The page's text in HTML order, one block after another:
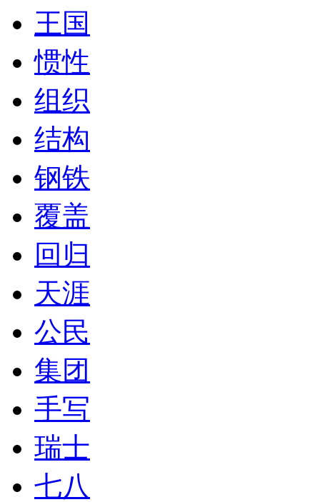
王国
惯性
组织
结构
钢铁
覆盖
回归
天涯
公民
集团
手写
瑞士
七八